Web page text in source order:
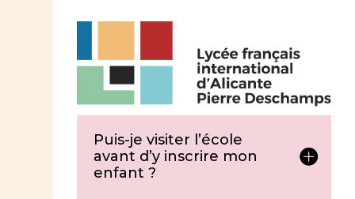
Puis-je visiter l’école
avant d’y inscrire mon
enfant ?